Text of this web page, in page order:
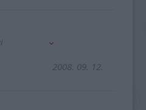
2008. 09. 12.